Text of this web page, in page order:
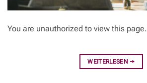
You are unauthorized to view this page.
WEITERLESEN →